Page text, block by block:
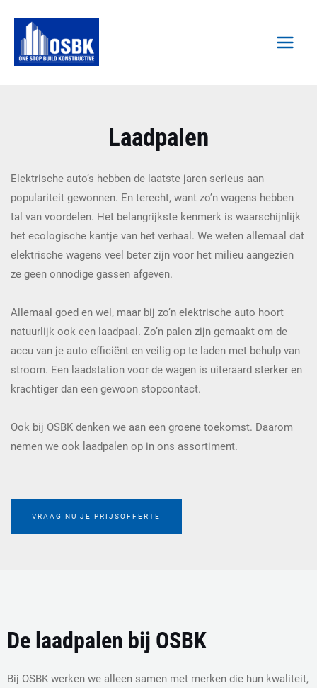
inhoud
Laadpalen
Elektrische auto’s hebben de laatste jaren serieus aan
populariteit gewonnen. En terecht, want zo’n wagens hebben
tal van voordelen. Het belangrijkste kenmerk is waarschijnlijk
het ecologische kantje van het verhaal. We weten allemaal dat
elektrische wagens veel beter zijn voor het milieu aangezien
ze geen onnodige gassen afgeven.
Allemaal goed en wel, maar bij zo’n elektrische auto hoort
natuurlijk ook een laadpaal. Zo’n palen zijn gemaakt om de
accu van je auto efficiënt en veilig op te laden met behulp van
stroom. Een laadstation voor de wagen is uiteraard sterker en
krachtiger dan een gewoon stopcontact.
Ook bij OSBK denken we aan een groene toekomst. Daarom
nemen we ook laadpalen op in ons assortiment.
VRAAG NU JE PRIJSOFFERTE
De laadpalen bij OSBK
Bij OSBK werken we alleen samen met merken die hun kwaliteit,